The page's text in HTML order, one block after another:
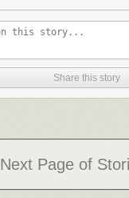
Share this story
Next Page of